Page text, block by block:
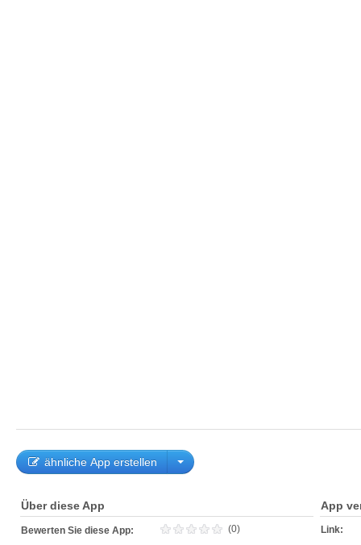
ähnliche App erstellen
Über diese App
Bewerten Sie diese App: (0)
App
Link: